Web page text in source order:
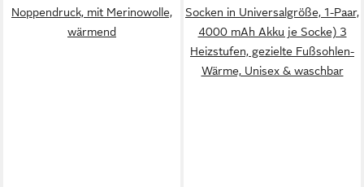
Noppendruck, mit Merinowolle,
wärmend
Socken in Universalgröße, 1-Paar,
4000 mAh Akku je Socke) 3
Heizstufen, gezielte Fußsohlen-
Wärme, Unisex & waschbar